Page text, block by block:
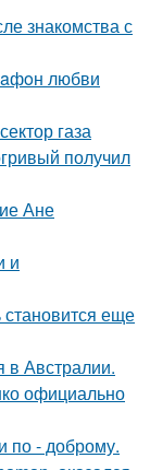
знакомства с
любви
газа
получил
Ане
и
еще
Австралии.
официально
по - доброму.